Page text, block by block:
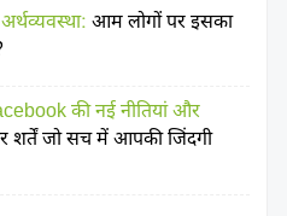
आम लोगों पर इसका
की नई नीतियां और
शर्तें जो सच में आपकी जिंदगी